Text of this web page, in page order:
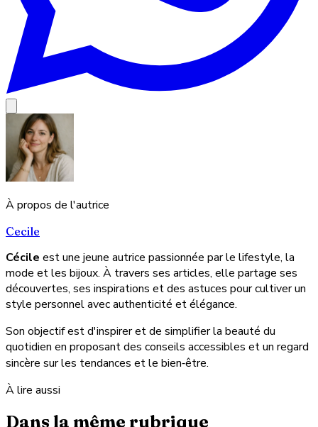
À propos de l'autrice
Cecile
Cécile est une jeune autrice passionnée par le lifestyle, la
mode et les bijoux. À travers ses articles, elle partage ses
découvertes, ses inspirations et des astuces pour cultiver un
style personnel avec authenticité et élégance.
Son objectif est d'inspirer et de simplifier la beauté du
quotidien en proposant des conseils accessibles et un regard
sincère sur les tendances et le bien‑être.
À lire aussi
Dans la même rubrique